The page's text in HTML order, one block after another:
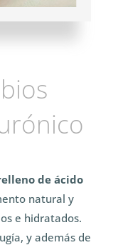
de ácido
natural y
e hidratados.
y además de